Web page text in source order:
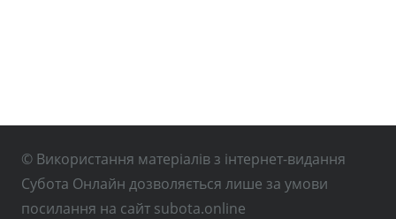
© Використання матеріалів з інтернет-видання
Субота Онлайн дозволяється лише за умови
посилання на сайт subota.online